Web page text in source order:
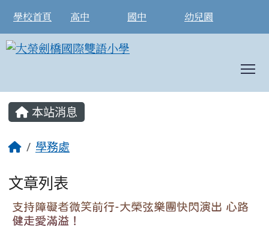
學校首頁 高中 國中 幼兒園
本站消息
學務處
文章列表
支持障礙者微笑前行-大榮弦樂團快閃演出 心路
健走愛滿溢！